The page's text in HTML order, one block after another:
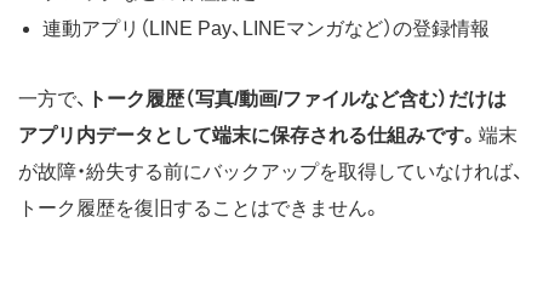
連動アプリ（LINE Pay、LINEマンガなど）の登録情報
一方で、 トーク履歴（写真/動画/ファイルなど含む）だけは
アプリ内データとして端末に保存される仕組みです。 端末
が故障・紛失する前にバックアップを取得していなければ、
トーク履歴を復旧することはできません。